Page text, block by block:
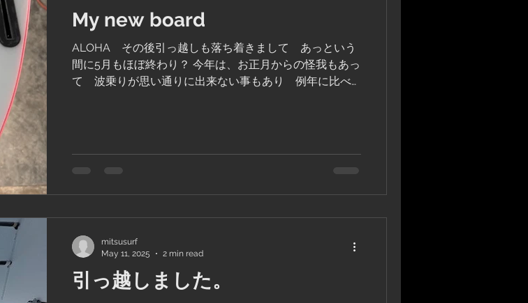
My new board
ALOHA その後引っ越しも落ち着きまして あっという
間に5月もほぼ終わり？ 今年は、お正月からの怪我もあっ
て 波乗りが思い通りに出来ない事もあり 例年に比べ
引っ越しました。
mitsusurf
May 11, 2025
2 min read